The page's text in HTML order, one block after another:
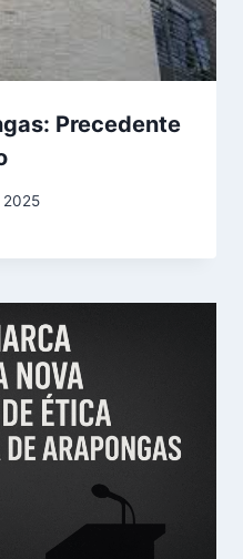
Precedente
2025